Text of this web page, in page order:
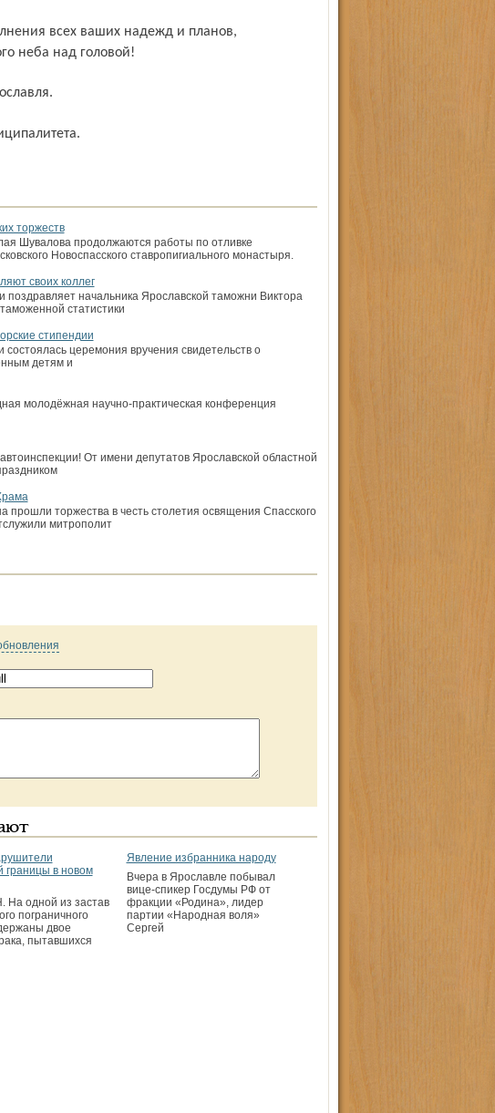
неба над головой!
торжеств
Шувалова продолжаются работы по отливке
Новоспасского ставропигиального монастыря.
своих коллег
поздравляет начальника Ярославской таможни Виктора
статистики
стипендии
церемония вручения свидетельств о
детям и
молодёжная научно-практическая конференция
От имени депутатов Ярославской областной
прошли торжества в честь столетия освящения Спасского
митрополит
границы в новом
одной из застав
пограничного
двое
пытавшихся
Явление избранника народу
Вчера в Ярославле побывал
вице-спикер Госдумы РФ от
фракции «Родина», лидер
партии «Народная воля»
Сергей